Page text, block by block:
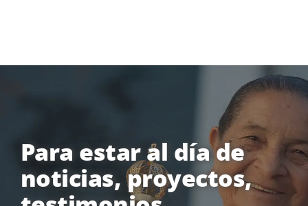
Para estar al día de
noticias, proyectos,